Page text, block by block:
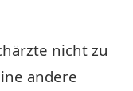
nicht zu
andere